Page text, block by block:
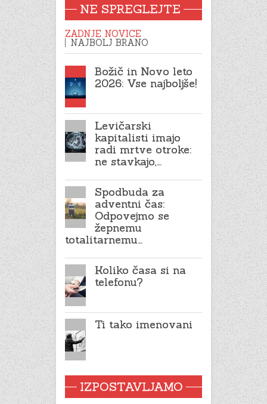
NE SPREGLEJTE
ZADNJE NOVICE
NAJBOLJ BRANO
Božič in Novo leto
2026: Vse najboljše!
Levičarski
kapitalisti imajo
radi mrtve otroke:
ne stavkajo,…
Spodbuda za
adventni čas:
Odpovejmo se
žepnemu
totalitarnemu…
Koliko časa si na
telefonu?
Ti tako imenovani
IZPOSTAVLJAMO